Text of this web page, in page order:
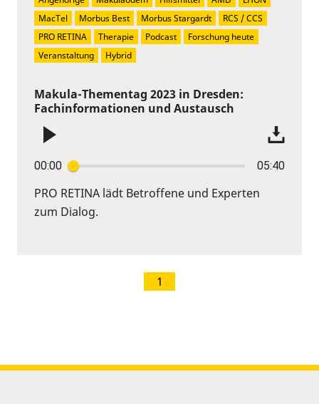
Makula-Thementag 2023 in Dresden:
Fachinformationen und Austausch
00:00 05:40
PRO RETINA lädt Betroffene und Experten
zum Dialog.
MacTel
Morbus Best Morbus Stargardt
RCS / CCS
PRO RETINA
Therapie Podcast
Forschung heute
Veranstaltung
Hybrid
1